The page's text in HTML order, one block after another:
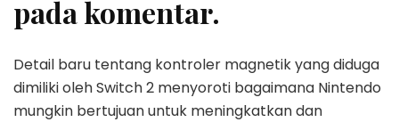
pada komentar.
Detail baru tentang kontroler magnetik yang diduga
dimiliki oleh Switch 2 menyoroti bagaimana Nintendo
mungkin bertujuan untuk meningkatkan dan